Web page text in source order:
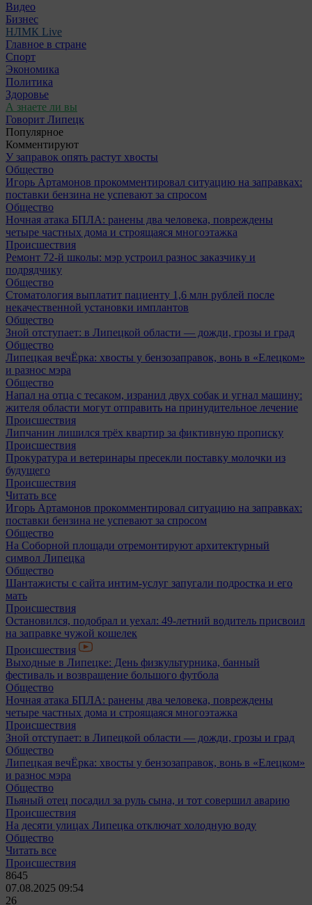
Видео
Бизнес
НЛМК Live
Главное в стране
Спорт
Экономика
Политика
Здоровье
А знаете ли вы
Говорит Липецк
Популярное
Комментируют
У заправок опять растут хвосты
Общество
Игорь Артамонов прокомментировал ситуацию на заправках:
поставки бензина не успевают за спросом
Общество
Ночная атака БПЛА: ранены два человека, повреждены
четыре частных дома и строящаяся многоэтажка
Происшествия
Ремонт 72‑й школы: мэр устроил разнос заказчику и
подрядчику
Общество
Стоматология выплатит пациенту 1,6 млн рублей после
некачественной установки имплантов
Общество
Зной отступает: в Липецкой области — дожди, грозы и град
Общество
Липецкая вечЁрка: хвосты у бензозаправок, вонь в «Елецком»
и разнос мэра
Общество
Напал на отца с тесаком, изранил двух собак и угнал машину:
жителя области могут отправить на принудительное лечение
Происшествия
Липчанин лишился трёх квартир за фиктивную прописку
Происшествия
Прокуратура и ветеринары пресекли поставку молочки из
будущего
Происшествия
Читать все
Игорь Артамонов прокомментировал ситуацию на заправках:
поставки бензина не успевают за спросом
Общество
На Соборной площади отремонтируют архитектурный
символ Липецка
Общество
Шантажисты с сайта интим-услуг запугали подростка и его
мать
Происшествия
Остановился, подобрал и уехал: 49-летний водитель присвоил
на заправке чужой кошелек
Происшествия
Выходные в Липецке: День физкультурника, банный
фестиваль и возвращение большого футбола
Общество
Ночная атака БПЛА: ранены два человека, повреждены
четыре частных дома и строящаяся многоэтажка
Происшествия
Зной отступает: в Липецкой области — дожди, грозы и град
Общество
Липецкая вечЁрка: хвосты у бензозаправок, вонь в «Елецком»
и разнос мэра
Общество
Пьяный отец посадил за руль сына, и тот совершил аварию
Происшествия
На десяти улицах Липецка отключат холодную воду
Общество
Читать все
Происшествия
8645
07.08.2025 09:54
26